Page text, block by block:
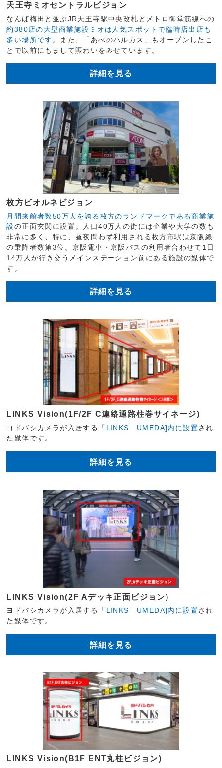
天王寺ミオセントラルビジョン
なんば梅田と並ぶJR天王寺駅中央改札とメトロ御堂筋線への
約380店の大型商業施設ミオは人気スポットで臨時店出店も
多い場所です。
また、「あべのハルカス」もオープンしたこ
とで以前にもまして賑わいをみせています。
詳細を見る
枚方ビオルネビジョン
月間来館者数50万人を誇る枚方のランドマークである商業施
設の正面玄関に設置。人口40万人の街には企業や大学の数も
非常に多く、特に、昼夜問わず利用される枚方市駅は京阪線
の乗降者数第3位。京阪電車・京阪バスの利用者合わせて1日
14万人が行き交うメインステーション前にある施設の媒体で
す。
詳細を見る
LINKS Vision(1F/2F C連絡通路柱巻サイネージ)
ヨドバシカメラが入居する 「LINKS UMEDA]内に設置され
た媒体です。
詳細を見る
LINKS Vision(2F Aデッキ正面ビジョン)
ヨドバシカメラが入居する 「LINKS UMEDA]内に設置され
た媒体です。
詳細を見る
LINKS Vision(B1F ENT丸柱ビジョン)